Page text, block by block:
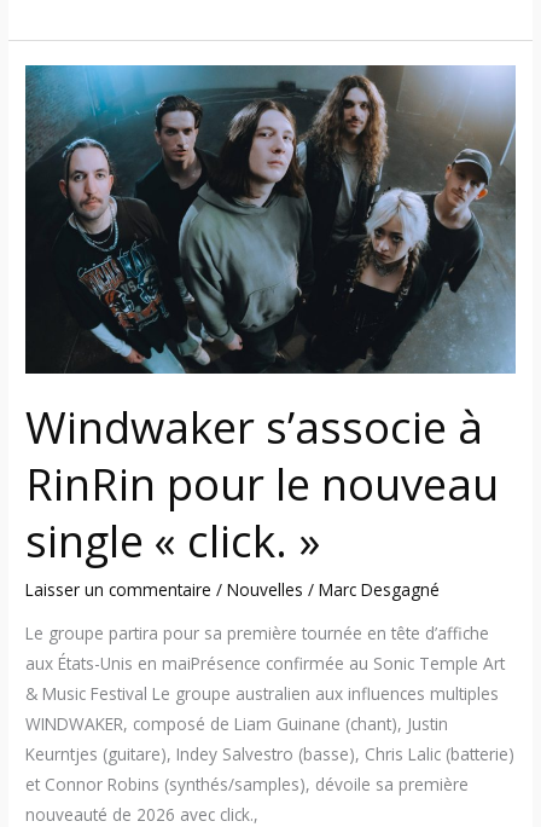
Windwaker s’associe à
RinRin pour le nouveau
single « click. »
Laisser un commentaire /Nouvelles /Marc Desgagné
Le groupe partira pour sa première tournée en tête d’affiche
aux États-Unis en maiPrésence confirmée au Sonic Temple Art
& Music Festival Le groupe australien aux influences multiples
WINDWAKER, composé de Liam Guinane (chant), Justin
Keurntjes (guitare), Indey Salvestro (basse), Chris Lalic (batterie)
et Connor Robins (synthés/samples), dévoile sa première
nouveauté de 2026 avec click.,
Windwaker
s’associe
à
RinRin
nouveau